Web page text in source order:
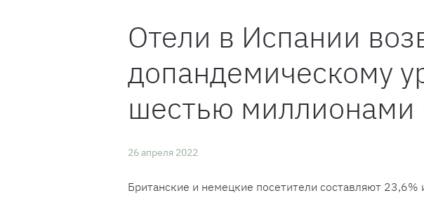
Отели в Испании
допандемическому
шестью миллионами
26 апреля 2022
Британские и немецкие посетители составляют